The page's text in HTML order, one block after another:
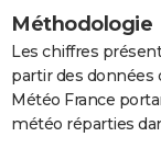
Méthodologie
Les chiffres
partir des données
Météo France
météo réparties